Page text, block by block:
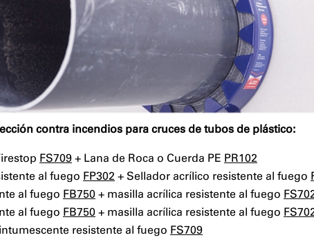
contra incendios para cruces de tubos de plástico:
FS709 + Lana de Roca o Cuerda PE PR102
al fuego FP302 + Sellador acrílico resistente al fuego
al fuego FB750 + masilla acrílica resistente al fuego
al fuego FB750 + masilla acrílica resistente al fuego
resistente al fuego FS709